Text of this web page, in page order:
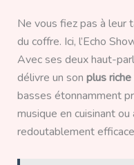
Ne vous fiez pas à leur
du coffre. Ici, l’Echo
Avec ses deux haut-
délivre un son plus
basses étonnamment
musique en cuisinant
redoutablement